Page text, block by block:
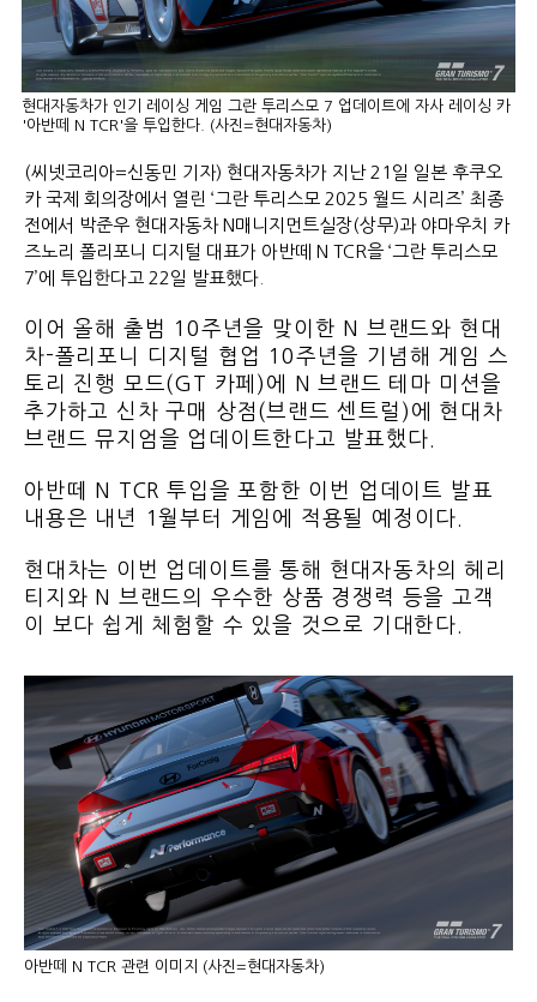
현대자동차가 인기 레이싱 게임 그란 투리스모 7 업데이트에 자사 레이싱 카
'아반떼 N TCR'을 투입한다. (사진=현대자동차)
(씨넷코리아=신동민 기자) 현대자동차가 지난 21일 일본 후쿠오
카 국제 회의장에서 열린 ‘그란 투리스모 2025 월드 시리즈’ 최종
전에서 박준우 현대자동차 N매니지먼트실장(상무)과 야마우치 카
즈노리 폴리포니 디지털 대표가 아반떼 N TCR을 ‘그란 투리스모
7’에 투입한다고 22일 발표했다.
이어 올해 출범 10주년을 맞이한 N 브랜드와 현대
차-폴리포니 디지털 협업 10주년을 기념해 게임 스
토리 진행 모드(GT 카페)에 N 브랜드 테마 미션을
추가하고 신차 구매 상점(브랜드 센트럴)에 현대차
브랜드 뮤지엄을 업데이트한다고 발표했다.
아반떼 N TCR 투입을 포함한 이번 업데이트 발표
내용은 내년 1월부터 게임에 적용될 예정이다.
현대차는 이번 업데이트를 통해 현대자동차의 헤리
티지와 N 브랜드의 우수한 상품 경쟁력 등을 고객
이 보다 쉽게 체험할 수 있을 것으로 기대한다.
아반떼 N TCR 관련 이미지 (사진=현대자동차)